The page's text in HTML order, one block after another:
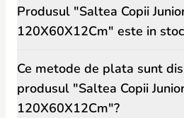
Produsul "Saltea Copii
120X60X12Cm" este in
Ce metode de plata sunt
produsul "Saltea Copii
120X60X12Cm"?